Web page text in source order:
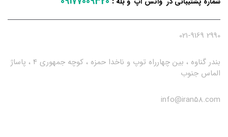
2990 021-9169
بندر گناوه ، بین چهارراه توپ و ناخدا حمزه ، کوچه جمهوری 4 ، پاساژ
الماس جنوب
info@iran58.com